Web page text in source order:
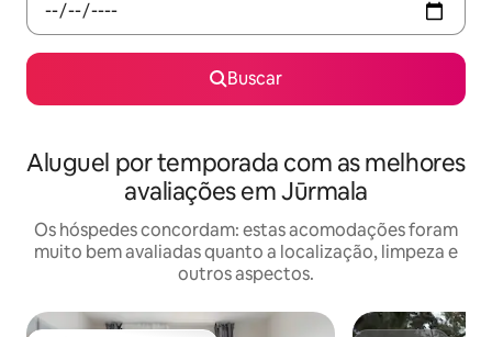
Buscar
Aluguel por temporada com as melhores
avaliações em Jūrmala
Os hóspedes concordam: estas acomodações foram
muito bem avaliadas quanto a localização, limpeza e
outros aspectos.